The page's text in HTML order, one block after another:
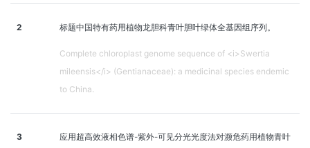
2 标题中国特有药用植物龙胆科青叶胆叶绿体全基因组序列。
Complete chloroplast genome sequence of <i>Swertia
mileensis</i> (Gentianaceae): a medicinal species endemic
to China.
3
应用超高效液相色谱-紫外-可见分光光度法对濒危药用植物青叶